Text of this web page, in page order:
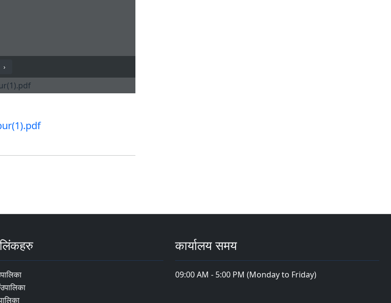
लिंकहरु कार्यालय समय
09:00 AM - 5:00 PM (Monday to Friday)